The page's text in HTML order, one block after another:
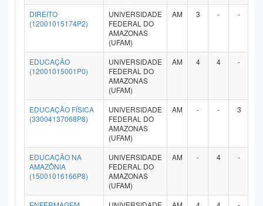
DIREITO
(12001015174P2)
UNIVERSIDADE
FEDERAL DO
AMAZONAS
(UFAM)
AM 3 - -
EDUCAÇÃO
(12001015001P0)
UNIVERSIDADE
FEDERAL DO
AMAZONAS
(UFAM)
AM 4 4 -
EDUCAÇÃO FÍSICA
(33004137068P8)
UNIVERSIDADE
FEDERAL DO
AMAZONAS
(UFAM)
AM - - 3
EDUCAÇÃO NA
AMAZÔNIA
(15001016166P8)
UNIVERSIDADE
FEDERAL DO
AMAZONAS
(UFAM)
AM - 4 -